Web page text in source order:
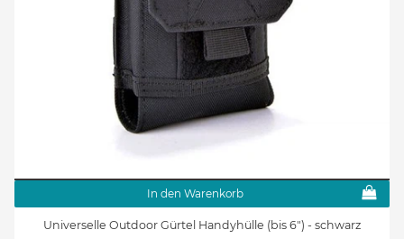
In den Warenkorb
Universelle Outdoor Gürtel Handyhülle (bis 6") - schwarz